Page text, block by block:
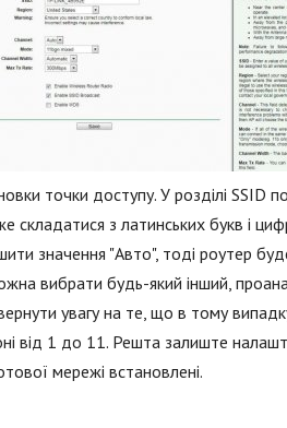
точки доступу. У розділі SSID
з латинських букв і
значення "Авто", тоді роутер
вибрати будь-який інший,
увагу на те, що в тому
від 1 до 11. Решта залиште
мережі встановлені.